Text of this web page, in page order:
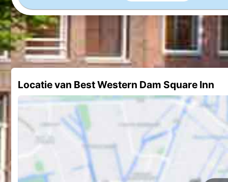
Locatie van Best Western Dam Square Inn